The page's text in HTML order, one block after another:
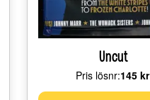
Uncut
Pris lösnr:Price:
145 kr